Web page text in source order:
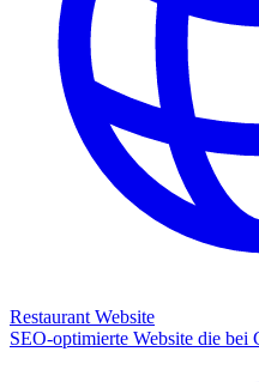
Restaurant Website
SEO-optimierte Website die bei